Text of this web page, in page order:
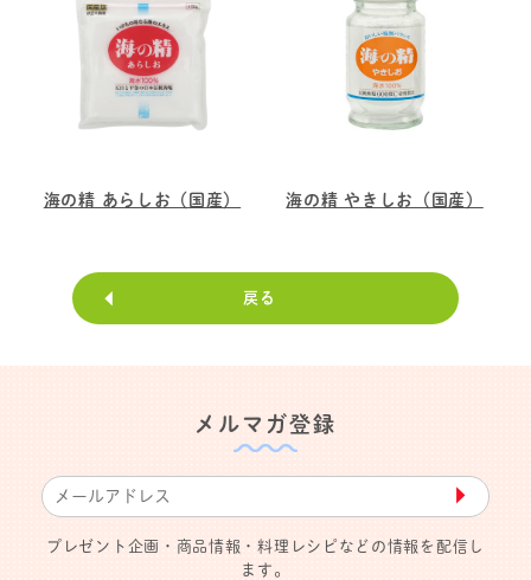
海の精 あらしお（国産） 海の精 やきしお（国産）
戻る
メルマガ登録
▶︎
プレゼント企画・商品情報・料理レシピなどの情報を配信し
ます。